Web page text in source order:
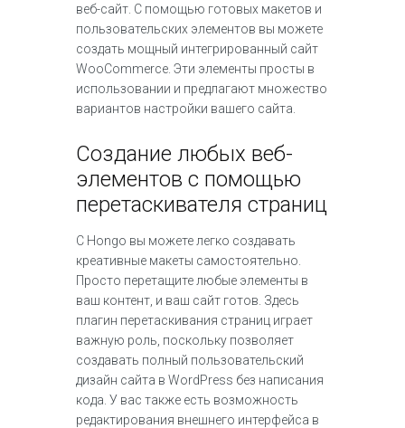
веб-сайт. С помощью готовых макетов и
пользовательских элементов вы можете
создать мощный интегрированный сайт
WooCommerce. Эти элементы просты в
использовании и предлагают множество
вариантов настройки вашего сайта.
Создание любых веб-
элементов с помощью
перетаскивателя страниц
С Hongo вы можете легко создавать
креативные макеты самостоятельно.
Просто перетащите любые элементы в
ваш контент, и ваш сайт готов. Здесь
плагин перетаскивания страниц играет
важную роль, поскольку позволяет
создавать полный пользовательский
дизайн сайта в WordPress без написания
кода. У вас также есть возможность
редактирования внешнего интерфейса в